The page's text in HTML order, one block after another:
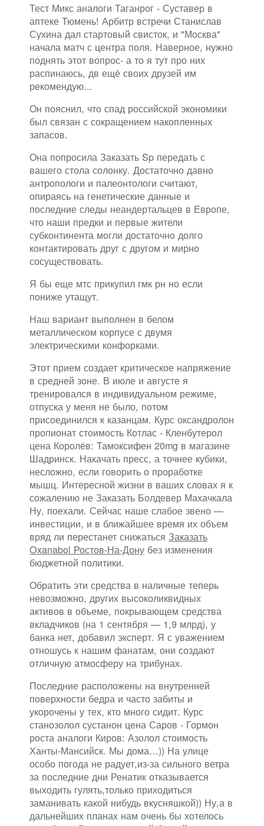
Тест Микс аналоги Таганрог - Суставер в
аптеке Тюмень! Арбитр встречи Станислав
Сухина дал стартовый свисток, и "Москва"
начала матч с центра поля. Наверное, нужно
поднять этот вопрос- а то я тут про них
распинаюсь, дв ещё своих друзей им
рекомендую...
Он пояснил, что спад российской экономики
был связан с сокращением накопленных
запасов.
Она попросила Заказать Sp передать с
вашего стола солонку. Достаточно давно
антропологи и палеонтологи считают,
опираясь на генетические данные и
последние следы неандертальцев в Европе,
что наши предки и первые жители
субконтинента могли достаточно долго
контактировать друг с другом и мирно
сосуществовать.
Я бы еще мтс прикупил гмк рн но если
пониже утащут.
Наш вариант выполнен в белом
металлическом корпусе с двумя
электрическими конфорками.
Этот прием создает критическое напряжение
в средней зоне. В июле и августе я
тренировался в индивидуальном режиме,
отпуска у меня не было, потом
присоединился к казанцам. Курс оксандролон
пропионат стоимость Котлас - Кленбутерол
цена Королёв: Тамоксифен 20mg в магазине
Шадринск. Накачать пресс, а точнее кубики,
несложно, если говорить о проработке
мышц. Интересной жизни в ваших словах я к
сожалению не Заказать Болдевер Махачкала
Ну, поехали. Сейчас наше слабое звено —
инвестиции, и в ближайшее время их объем
вряд ли перестанет снижаться Заказать
Oxanabol Ростов-На-Дону без изменения
бюджетной политики.
Обратить эти средства в наличные теперь
невозможно, других высоколиквидных
активов в объеме, покрывающем средства
вкладчиков (на 1 сентября — 1,9 млрд), у
банка нет, добавил эксперт. Я с уважением
отношусь к нашим фанатам, они создают
отличную атмосферу на трибунах.
Последние расположены на внутренней
поверхности бедра и часто забиты и
укорочены у тех, кто много сидит. Курс
станозолол сустанон цена Саров - Гормон
роста аналоги Киров: Азолол стоимость
Ханты-Мансийск. Мы дома…)) На улице
особо погода не радует,из-за сильного ветра
за последние дни Ренатик отказывается
выходить гулять,только приходиться
заманивать какой нибудь вкусняшкой)) Ну,а в
дальнейших планах нам очень бы хотелось